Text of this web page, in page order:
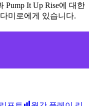
Pump It Up Rise에 대한
미로에게 있습니다.